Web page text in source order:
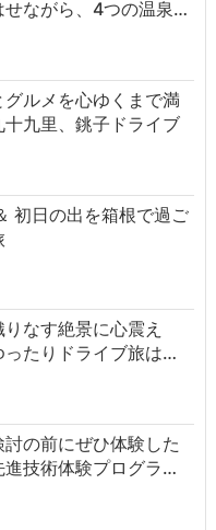
せながら、4つの温泉…
ルメを心ゆくまで満
九里、銚子ドライブ
初日の出を箱根で過ご
なす絶景に心震え
ったりドライブ旅は…
討の前にぜひ体験した
進技術体験プログラ…